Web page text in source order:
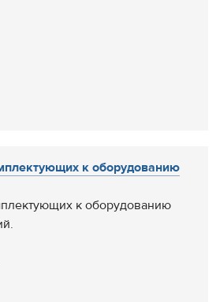
к оборудованию
к оборудованию